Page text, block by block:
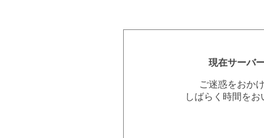
現在サーバ
ご迷惑をおか
しばらく時間を